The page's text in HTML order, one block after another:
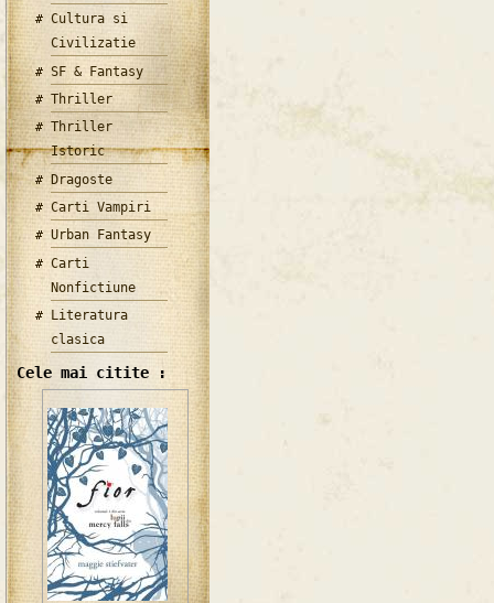
Cultura si
Civilizatie
SF & Fantasy
Thriller
Thriller
Istoric
Dragoste
Carti Vampiri
Urban Fantasy
Carti
Nonfictiune
Literatura
clasica
Cele mai citite :